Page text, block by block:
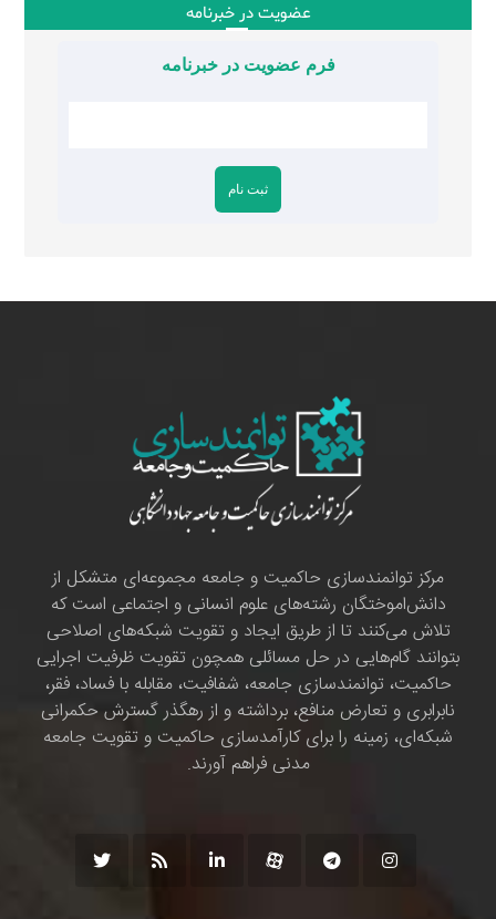
عضویت در خبرنامه
فرم عضویت در خبرنامه
مرکز توانمندسازی حاکمیت و جامعه مجموعه‌ای متشکل از
دانش‌اموختگان رشته‌های علوم انسانی و اجتماعی است که
تلاش می‌کنند تا از طریق ایجاد و تقویت شبکه‌های اصلاحی
بتوانند گام‌هایی در حل مسائلی همچون تقویت ظرفیت اجرایی
حاکمیت، توانمندسازی جامعه، شفافیت، مقابله با فساد، فقر،
نابرابری و تعارض منافع، برداشته و از رهگذر گسترش حکمرانی
شبکه‌ای، زمینه را برای کارآمدسازی حاکمیت و تقویت جامعه
مدنی فراهم آورند.